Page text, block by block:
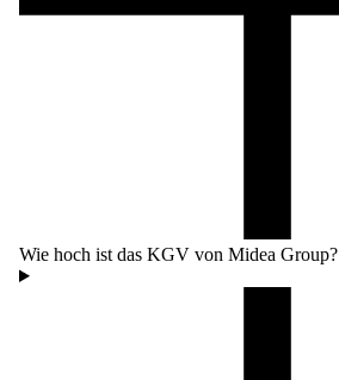
Wie hoch ist das KGV von Midea Group?